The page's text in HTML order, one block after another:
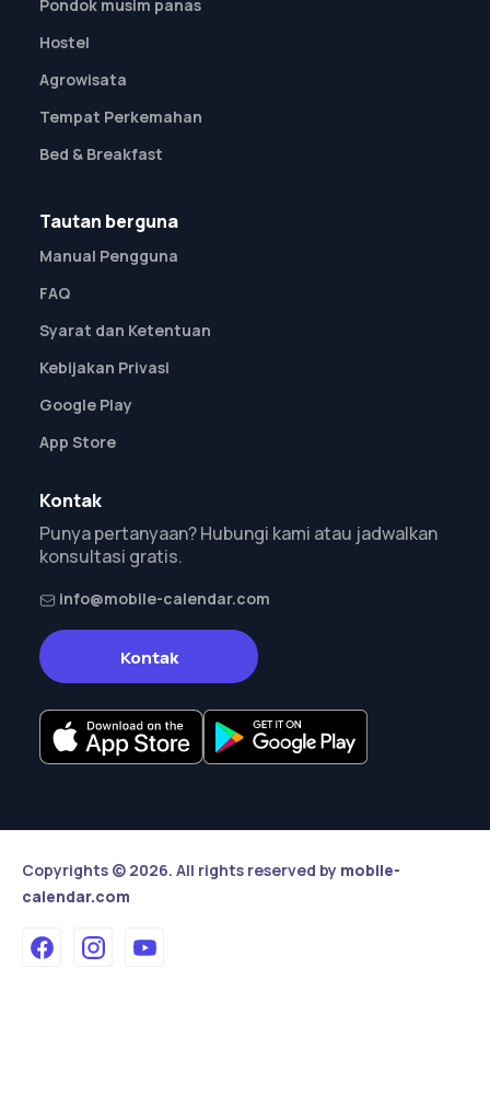
Pondok musim panas
Hostel
Agrowisata
Tempat Perkemahan
Bed & Breakfast
Tautan berguna
Manual Pengguna
FAQ
Syarat dan Ketentuan
Kebijakan Privasi
Google Play
App Store
Kontak
Punya pertanyaan? Hubungi kami atau jadwalkan
konsultasi gratis.
info@mobile-calendar.com
Kontak
Copyrights © 2026. All rights reserved by mobile-
calendar.com